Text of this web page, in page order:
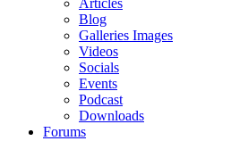
Articles
Blog
Galleries Images
Videos
Socials
Events
Podcast
Downloads
Forums